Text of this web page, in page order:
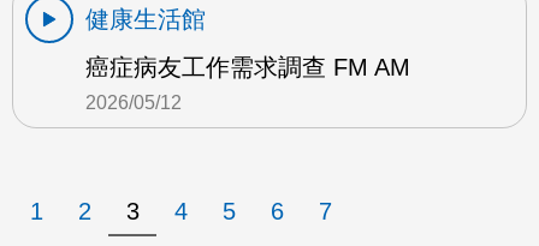
健康生活館
癌症病友工作需求調查 FM AM
2026/05/12
1 2 3 4 5 6 7